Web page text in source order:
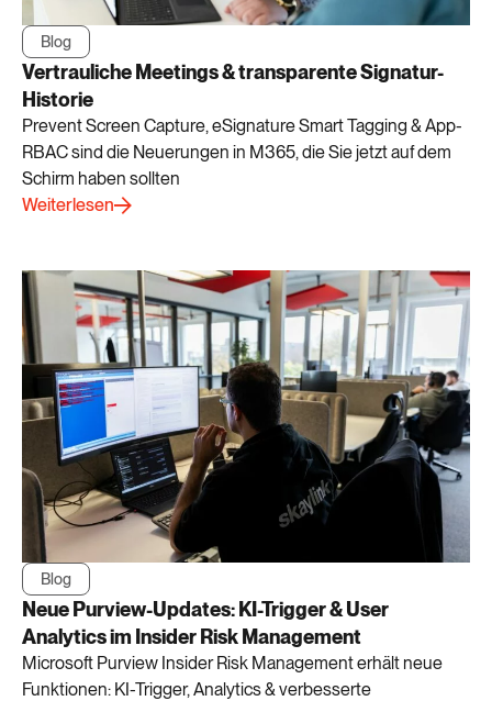
Blog
Vertrauliche Meetings & transparente Signatur-
Historie
Prevent Screen Capture, eSignature Smart Tagging & App-
RBAC sind die Neuerungen in M365, die Sie jetzt auf dem
Schirm haben sollten
Weiterlesen
Blog
Neue Purview-Updates: KI-Trigger & User
Analytics im Insider Risk Management
Microsoft Purview Insider Risk Management erhält neue
Funktionen: KI-Trigger, Analytics & verbesserte